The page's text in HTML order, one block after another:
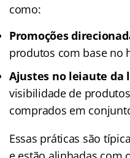
como:
Promoções
produtos com base no
Ajustes no leiaute da
visibilidade de
comprados em
Essas práticas são